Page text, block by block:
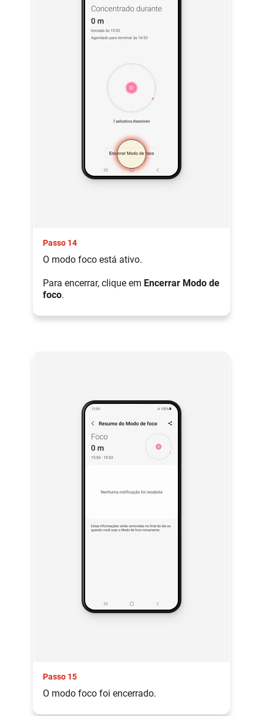
Passo 14
O modo foco está ativo.
Para encerrar, clique em Encerrar Modo de
foco.
Passo 15
O modo foco foi encerrado.